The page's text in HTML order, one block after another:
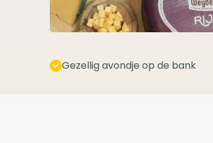
Gezellig avondje op de bank